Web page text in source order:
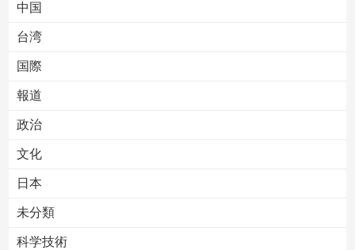
中国
台湾
国際
報道
政治
文化
日本
未分類
科学技術